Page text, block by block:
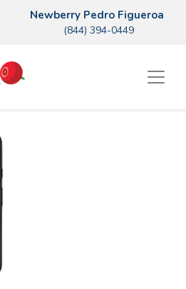
Newberry Pedro Figueroa
(844) 394-0449